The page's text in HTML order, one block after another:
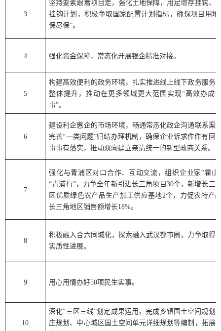
3
坚持要素跟着项目走，强化土地保障，用足增存挂钩、
挂钩计划，积极争取国家配置计划指标，确保项目用地
保尽保”。
4 强化资金保障，常态化开展银企精准对接。
5
构建高效便利的政务环境，扎实推进线上线下政务服务
整体提升，推动在更多领域更大范围实现“高效办成
事”。
6
建设利企惠企的市场环境，畅通常态化政企沟通联系渠
完善“一类问题”归结办理机制，确保企业诉求件件有回
事事有落实，推动双向建立亲清统一的新型政商关系。
7
强化与青浦区对口合作、互动交流，组织企业家“霍山
“青浦行”，力争全年新引进长三角项目 30个，新增长三
区优质绿色农产品生产加工供应基地2个，力促农特产
长三角地区销售额增长18%。
8
积极融入合六同城化，探索融入武汉都市圈，力争取得
实质性进展。
9 用心用情办好50项民生实事。
10
深化“三区三线”划定成果运用，完成乡镇国土空间规划
庄规划、中心城区国土空间单元详细规划等编制，拓展